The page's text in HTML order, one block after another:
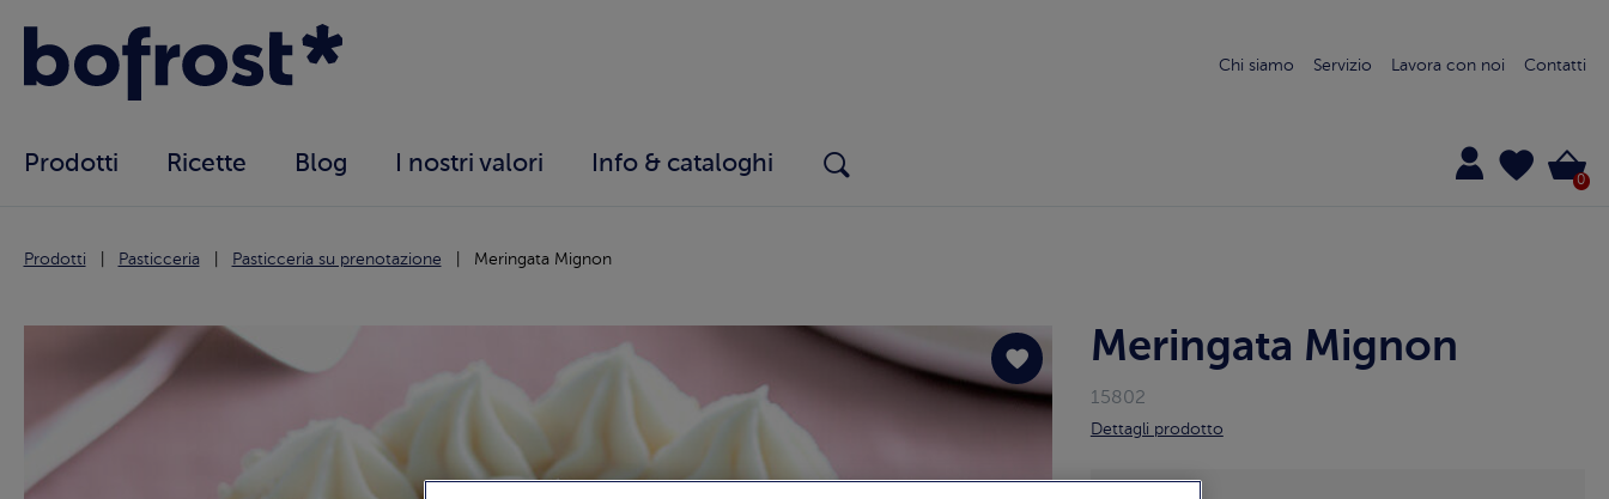
Chi siamo Servizio Lavora con noi Contatti
Prodotti Ricette Blog I nostri valori Info & cataloghi
0
Prodotti Pasticceria Pasticceria su prenotazione Meringata Mignon
Meringata Mignon
15802
Dettagli prodotto